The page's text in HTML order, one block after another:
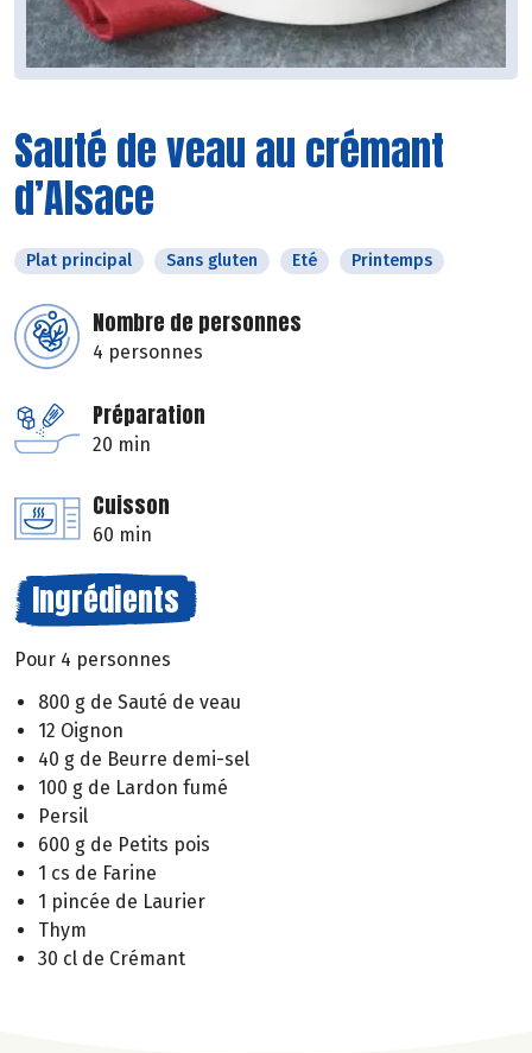
Sauté de veau au crémant
d’Alsace
Plat principal Sans gluten Eté Printemps
Nombre de personnes
4 personnes
Préparation
20 min
Cuisson
60 min
Ingrédients
Pour 4 personnes
800 g de Sauté de veau
12 Oignon
40 g de Beurre demi-sel
100 g de Lardon fumé
Persil
600 g de Petits pois
1 cs de Farine
1 pincée de Laurier
Thym
30 cl de Crémant